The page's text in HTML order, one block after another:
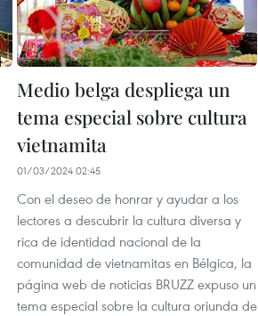
Medio belga despliega un
tema especial sobre cultura
vietnamita
01/03/2024 02:45
Con el deseo de honrar y ayudar a los
lectores a descubrir la cultura diversa y
rica de identidad nacional de la
comunidad de vietnamitas en Bélgica, la
página web de noticias BRUZZ expuso un
tema especial sobre la cultura oriunda de